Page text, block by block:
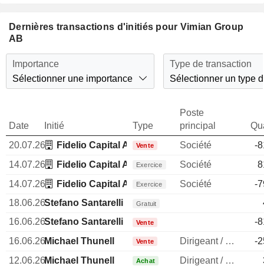
Dernières transactions d'initiés pour Vimian Group
AB
Importance
Sélectionner une importance
Type de transaction
Sélectionner un type
Date Initié Type
Poste
principal
20.07.26
Fidelio Capital AB Vente Société
-
14.07.26
Fidelio Capital AB Exercice Société
14.07.26
Fidelio Capital AB Exercice Société
-
18.06.26Stefano Santarelli Gratuit
16.06.26Stefano Santarelli Vente
-
16.06.26Michael Thunell Vente Dirigeant / cadre principal
-
12.06.26Michael Thunell Achat Dirigeant / cadre principal